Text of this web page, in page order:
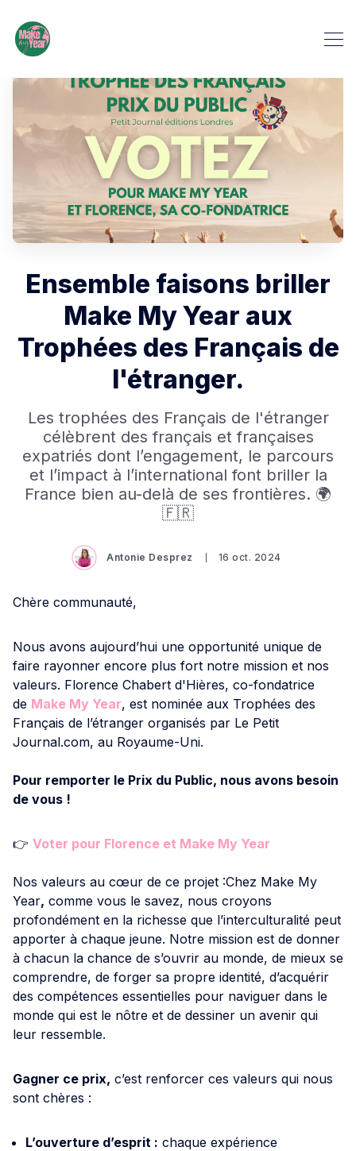
Ensemble faisons briller
Make My Year aux
Trophées des Français de
l'étranger.
Les trophées des Français de l'étranger
célèbrent des français et françaises
expatriés dont l’engagement, le parcours
et l’impact à l’international font briller la
France bien au-delà de ses frontières. 🌍
🇫🇷
Antonie Desprez 16 oct. 2024
Chère communauté,
Nous avons aujourd’hui une opportunité unique de
faire rayonner encore plus fort notre mission et nos
valeurs. Florence Chabert d'Hières, co-fondatrice
de Make My Year, est nominée aux Trophées des
Français de l’étranger organisés par Le Petit
Journal.com, au Royaume-Uni.
Pour remporter le Prix du Public, nous avons besoin
de vous !
👉 Voter pour Florence et Make My Year
Nos valeurs au cœur de ce projet :Chez Make My
Year, comme vous le savez, nous croyons
profondément en la richesse que l’interculturalité peut
apporter à chaque jeune. Notre mission est de donner
à chacun la chance de s’ouvrir au monde, de mieux se
comprendre, de forger sa propre identité, d’acquérir
des compétences essentielles pour naviguer dans le
monde qui est le nôtre et de dessiner un avenir qui
leur ressemble.
Gagner ce prix, c’est renforcer ces valeurs qui nous
sont chères :
L’ouverture d’esprit : chaque expérience